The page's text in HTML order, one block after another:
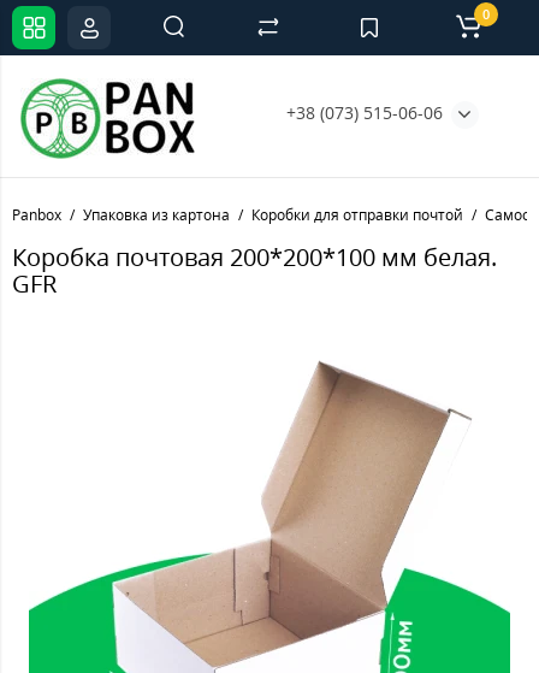
+38 (073) 515-06-06
0
Panbox Упаковка из картона Коробки для отправки почтой
Коробка почтовая 200*200*100 мм белая.
GFR